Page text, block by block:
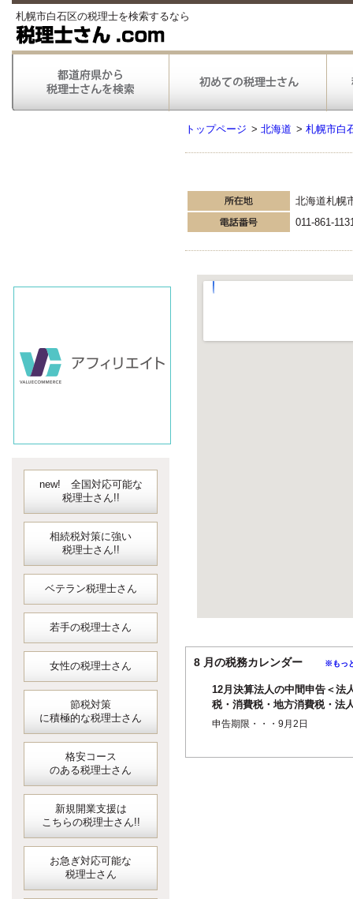
札幌市白石区の税理士を検索するなら
new! 全国対応可能な
税理士さん!!
相続税対策に強い
税理士さん!!
ベテラン税理士さん
若手の税理士さん
女性の税理士さん
節税対策
に積極的な税理士さん
格安コース
のある税理士さん
新規開業支援は
こちらの税理士さん!!
お急ぎ対応可能な
税理士さん
トップページ > 北海道 > 札幌市白
北海道札幌
011-861-
8 月の税務カレンダー ※もっ
12月決算法人の中間申告＜法
税・消費税・地方消費税・法
事業税・法人住民税＞（半期
申告期限・・・9月2日